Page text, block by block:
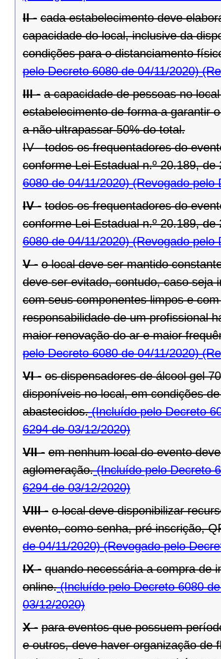
II - cada estabelecimento deve
capacidade do local, inclusive da
condições para o distanciamento
pelo Decreto 6080 de 04/11/2020)
III - a capacidade de pessoas no
estabelecimento de forma a garantir
a não ultrapassar 50% do total.
IV - todos os frequentadores do
conforme Lei Estadual n.º 20.189, de
6080 de 04/11/2020)(Revogado pelo
IV - todos os frequentadores do
conforme Lei Estadual n.º 20.189, de
6080 de 04/11/2020)(Revogado pelo
V - o local deve ser mantido
deve ser evitado, contudo, caso seja
com seus componentes limpos e
responsabilidade de um profissional
maior renovação do ar e maior
pelo Decreto 6080 de 04/11/2020)
VI - os dispensadores de álcool gel
disponíveis no local, em condições
abastecidos.(Incluído pelo Decreto
6294 de 03/12/2020)
VII - em nenhum local do evento
aglomeração.(Incluído pelo Decreto
6294 de 03/12/2020)
VIII - o local deve disponibilizar
evento, como senha, pré inscrição,
de 04/11/2020)(Revogado pelo
IX - quando necessária a compra de
online.(Incluído pelo Decreto 6080
03/12/2020)
X - para eventos que possuem
e outros, deve haver organização de